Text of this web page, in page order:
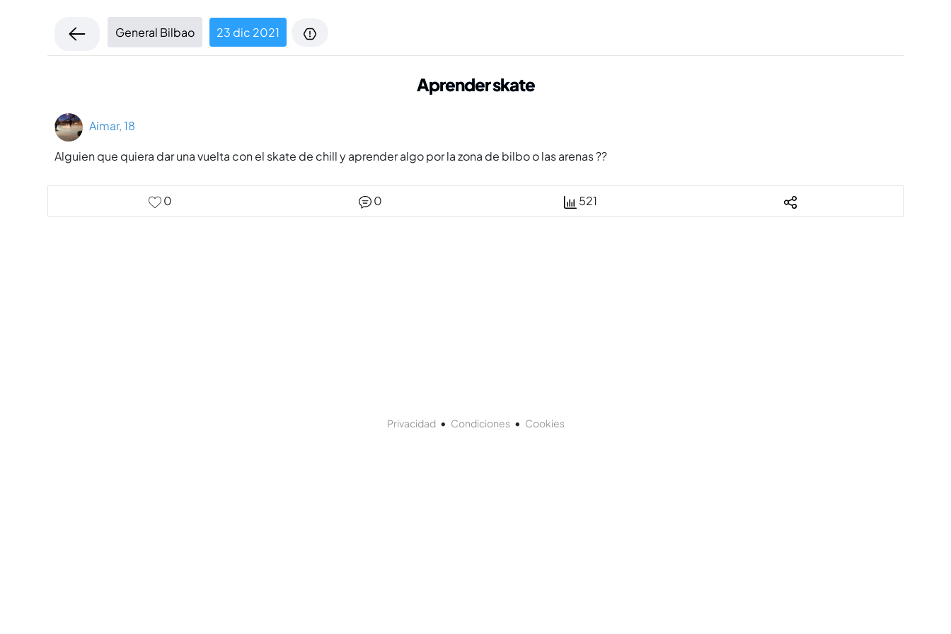
General Bilbao 23 dic 2021
Aprender skate
Aimar, 18
Alguien que quiera dar una vuelta con el skate de chill y aprender algo por la zona de bilbo o las arenas ??
0 0 521
Privacidad• Condiciones• Cookies